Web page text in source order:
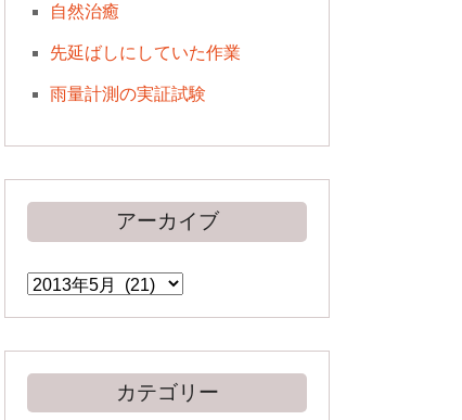
自然治癒
先延ばしにしていた作業
雨量計測の実証試験
アーカイブ
ア
ー
カ
カテゴリー